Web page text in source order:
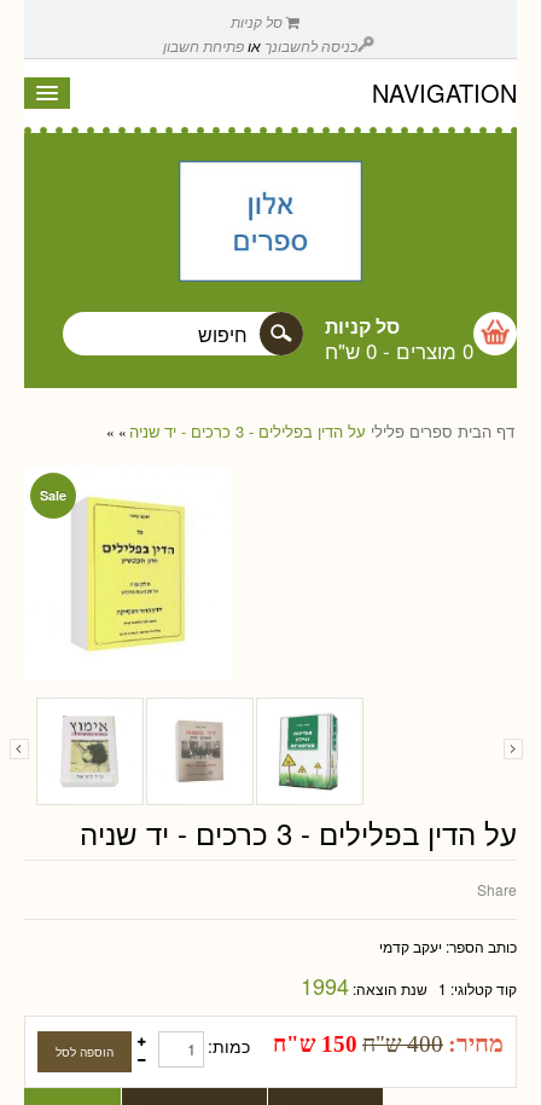
סל קניות
כניסה לחשבונך אופתיחת חשבון
NAVIGATION
סל קניות
0 מוצרים - 0 ש"ח
דף הבית » ספרים פלילי » על הדין בפלילים - 3 כרכים - יד שניה
Sale
על הדין בפלילים - 3 כרכים - יד שניה
Share
כותב הספר: יעקב קדמי
קוד קטלוגי: 1 שנת הוצאה: 1994
מחיר: 400 ש"ח 150 ש"ח כמות: